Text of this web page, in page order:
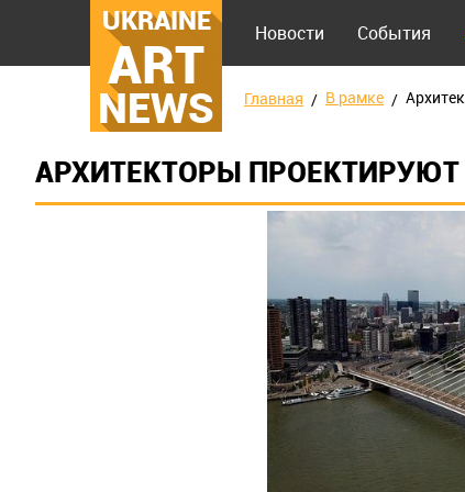
UKRAINE
ART
NEWS
Новости События
Главная В рамке
АРХИТЕКТОРЫ